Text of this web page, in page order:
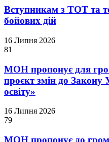
Вступникам з ТОТ та
бойових дій
16 Липня 2026
81
МОН пропонує для
проєкт змін до
освіту»
16 Липня 2026
79
МОН пропонує до